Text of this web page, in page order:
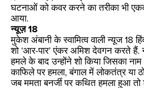
घटनाओं को कवर करने का तरीका भी
आया.
न्यूज़ 18
मुकेश अंबानी के स्वामित्व वाली न्यूज 18
शो ‘आर-पार’ एंकर अमिश देवगन करते
हमले के बाद उन्होंने शो किया जिसका
काफिले पर हमला, बंगाल में लोकतंत्र या
जब ममता बनर्जी पर कथित हमला हुआ तो